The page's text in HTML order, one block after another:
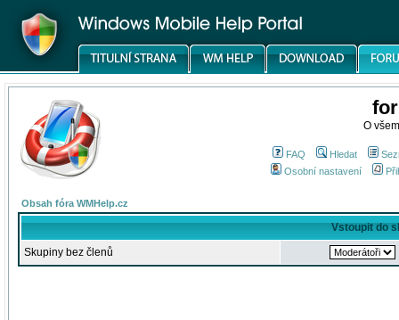
O
FAQ Hledat
Osobní nastavení
Obsah fóra WMHelp.cz
Vstoupit do
Skupiny bez členů